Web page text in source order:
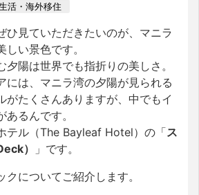
活・海外移住
ひ見ていただきたいのが、マニラ
い景色です。
陽は世界でも指折りの美しさ。
には、マニラ湾の夕陽が見られる
がたくさんありますが、中でもイ
るんです。
テル（The Bayleaf Hotel）の「ス
）
」です。
についてご紹介します。